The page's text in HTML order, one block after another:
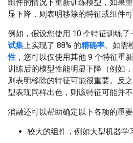
组件的情况下重新训练模型，如果
显下降，则表明移除的特征或组件可
例如，假设您使用 10 个特征训练了
试集上实现了 88% 的精确率。如需
性 ，您可以仅使用其他 9 个特征重
训练后的模型性能明显下降（例如
则表明移除的特征可能很重要。反
型表现同样出色，则该特征可能并不
消融还可以帮助确定以下各项的重要
较大的组件，例如大型机器学